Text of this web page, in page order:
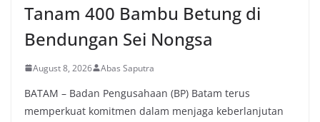
Tanam 400 Bambu Betung di
Bendungan Sei Nongsa
August 8, 2026 Abas Saputra
BATAM – Badan Pengusahaan (BP) Batam terus
memperkuat komitmen dalam menjaga keberlanjutan